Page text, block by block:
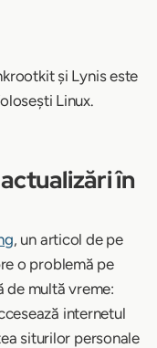
și Lynis este
Linux.
în
, un articol de pe
o problemă pe
de multă vreme:
internetul
siturilor personale